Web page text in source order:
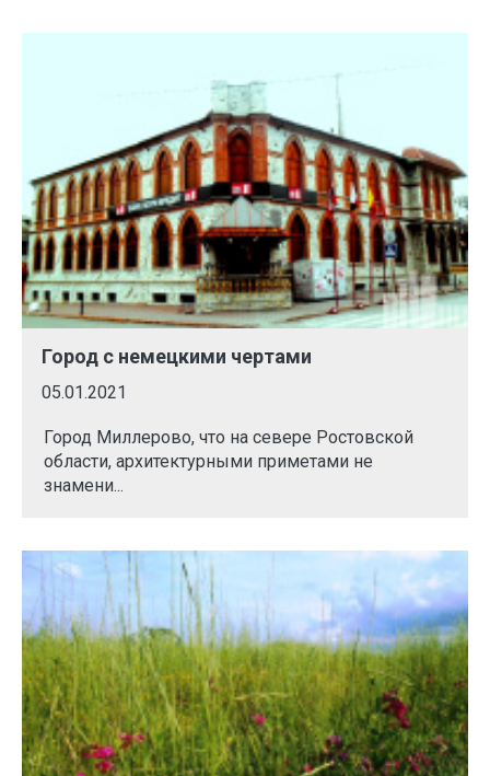
Город с немецкими чертами
05.01.2021
Город Миллерово, что на севере Ростовской
области, архитектурными приметами не
знамени...